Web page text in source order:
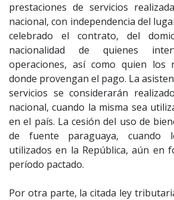
prestaciones de servicios
nacional, con independencia del
celebrado el contrato, del
nacionalidad de quienes
operaciones, así como quien los
donde provengan el pago. La
servicios se considerarán
nacional, cuando la misma sea
en el país. La cesión del uso de
de fuente paraguaya, cuando
utilizados en la República, aún en
período pactado.
Por otra parte, la citada ley